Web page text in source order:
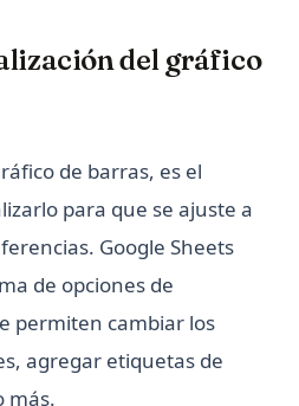
del gráfico
de barras, es el
para que se ajuste a
Google Sheets
de opciones de
permiten cambiar los
agregar etiquetas de
más.